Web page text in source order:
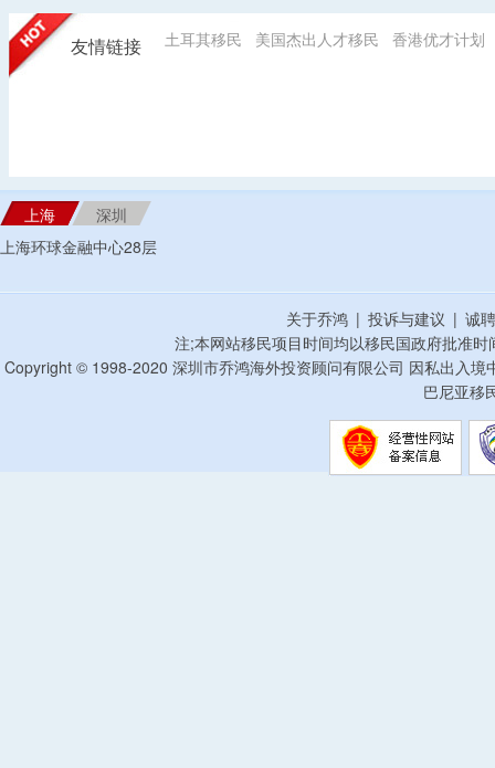
友情链接 土耳其移民 美国杰出人才移民 香港优才计划
上海
深圳
上海环球金融中心28层
关于乔鸿 | 投诉与建议 | 诚
注;本网站移民项目时间均以移民国政府批准
Copyright © 1998-2020 深圳市乔鸿海外投资顾问有限公司 因私出入
巴尼亚移